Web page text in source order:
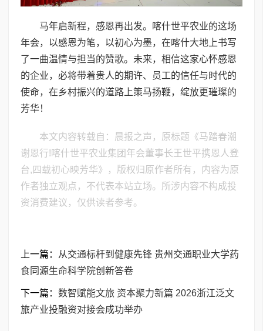
马年启新程，感恩再出发。喀什世平农业的这场
年会，以感恩为笔，以初心为墨，在喀什大地上书写
了一曲温情与担当的赞歌。未来，相信这家心怀感恩
的企业，必将带着贵人的期许、员工的信任与时代的
使命，在乡村振兴的道路上策马扬鞭，绽放更璀璨的
芳华！
本文内容转载自：晨报之声，原标题《马踏春潮
谢恩行!喀什世平农业集团年会董事长王世平携恩人登
台,四载初心映芳华》，版权归原作者所有，内容为原
作者独立观点，不代表本站立场。所涉内容不构成投
资消费建议，仅供读者参考。
上一篇：
从交通标杆到健康先锋 贵州交通职业大学药
食同源生命科学院创新答卷
下一篇： 数智赋能文旅 资本聚力新篇 2026浙江泛文
旅产业投融资对接会成功举办